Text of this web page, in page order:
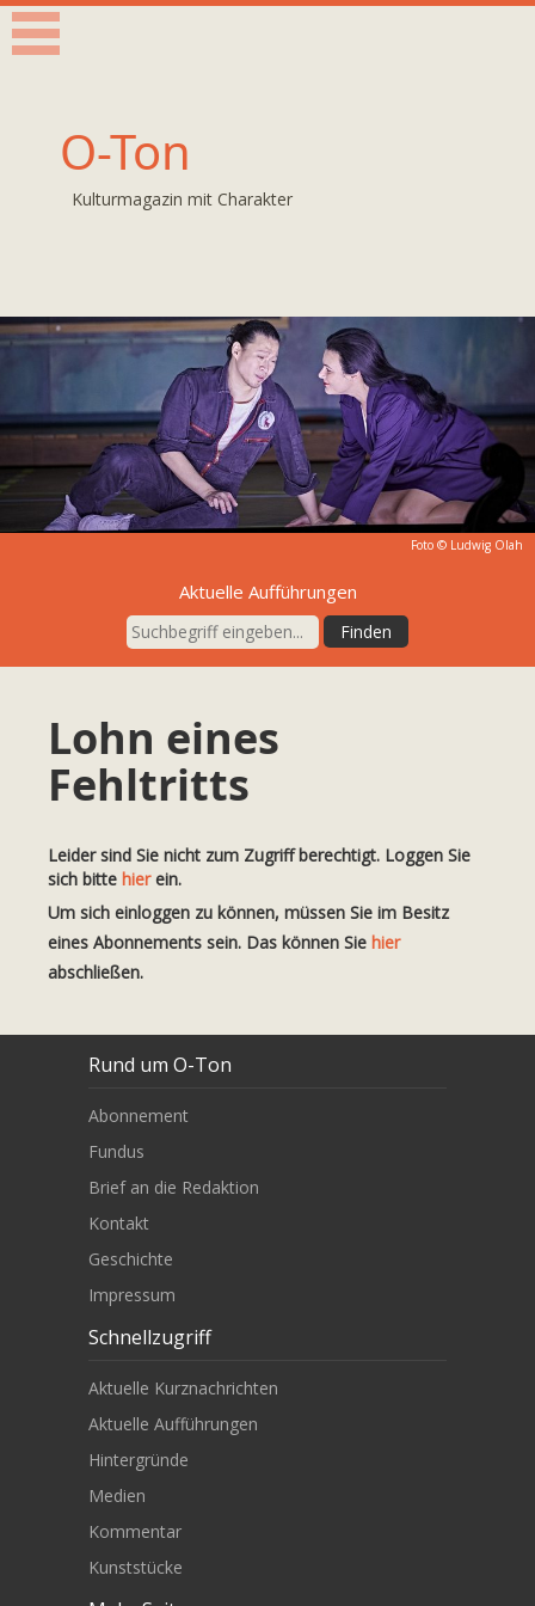
O-Ton
Kulturmagazin mit Charakter
Foto © Ludwig Olah
Aktuelle Aufführungen
Lohn eines
Fehltritts
Leider sind Sie nicht zum Zugriff berechtigt. Loggen Sie
sich bitte hierein.
Um sich einloggen zu können, müssen Sie im Besitz
eines Abonnements sein. Das können Sie hier
abschließen.
Rund um O-Ton
Abonnement
Fundus
Brief an die Redaktion
Kontakt
Geschichte
Impressum
Schnellzugriff
Aktuelle Kurznachrichten
Aktuelle Aufführungen
Hintergründe
Medien
Kommentar
Kunststücke